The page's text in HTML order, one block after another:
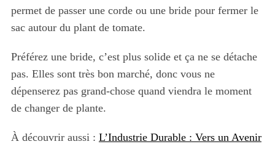
permet de passer une corde ou une bride pour fermer le
sac autour du plant de tomate.
Préférez une bride, c’est plus solide et ça ne se détache
pas. Elles sont très bon marché, donc vous ne
dépenserez pas grand-chose quand viendra le moment
de changer de plante.
À découvrir aussi : L’Industrie Durable : Vers un Avenir